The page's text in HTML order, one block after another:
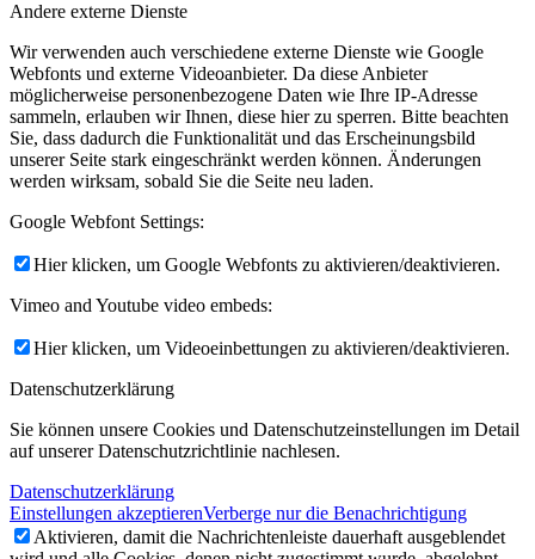
Andere externe Dienste
Wir verwenden auch verschiedene externe Dienste wie Google
Webfonts und externe Videoanbieter. Da diese Anbieter
möglicherweise personenbezogene Daten wie Ihre IP-Adresse
sammeln, erlauben wir Ihnen, diese hier zu sperren. Bitte beachten
Sie, dass dadurch die Funktionalität und das Erscheinungsbild
unserer Seite stark eingeschränkt werden können. Änderungen
werden wirksam, sobald Sie die Seite neu laden.
Google Webfont Settings:
Hier klicken, um Google Webfonts zu aktivieren/deaktivieren.
Vimeo and Youtube video embeds:
Hier klicken, um Videoeinbettungen zu aktivieren/deaktivieren.
Datenschutzerklärung
Sie können unsere Cookies und Datenschutzeinstellungen im Detail
auf unserer Datenschutzrichtlinie nachlesen.
Datenschutzerklärung
Einstellungen akzeptierenVerberge nur die Benachrichtigung
Aktivieren, damit die Nachrichtenleiste dauerhaft ausgeblendet